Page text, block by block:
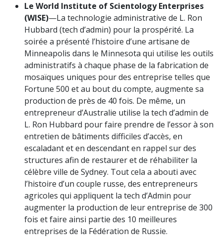
Le World Institute of Scientology Enterprises
(WISE)—La technologie administrative de L. Ron
Hubbard (tech d’admin) pour la prospérité. La
soirée a présenté l’histoire d’une artisane de
Minneapolis dans le Minnesota qui utilise les outils
administratifs à chaque phase de la fabrication de
mosaïques uniques pour des entreprise telles que
Fortune 500 et au bout du compte, augmente sa
production de près de 40 fois. De même, un
entrepreneur d’Australie utilise la tech d’admin de
L. Ron Hubbard pour faire prendre de l’essor à son
entretien de bâtiments difficiles d’accès, en
escaladant et en descendant en rappel sur des
structures afin de restaurer et de réhabiliter la
célèbre ville de Sydney. Tout cela a abouti avec
l’histoire d’un couple russe, des entrepreneurs
agricoles qui appliquent la tech d’Admin pour
augmenter la production de leur entreprise de 300
fois et faire ainsi partie des 10 meilleures
entreprises de la Fédération de Russie.